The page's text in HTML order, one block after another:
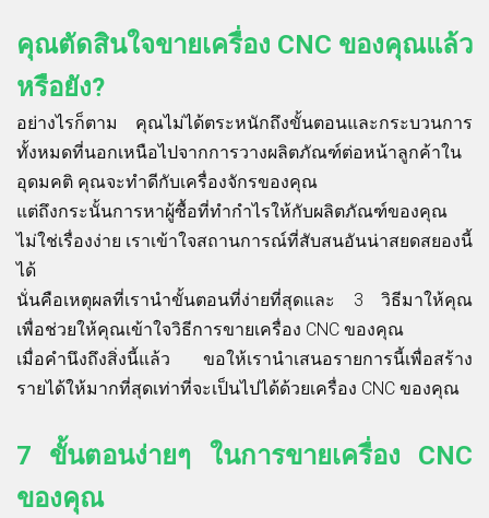
คุณตัดสินใจขายเครื่อง CNC ของคุณแล้ว
หรือยัง?
อย่างไรก็ตาม คุณไม่ได้ตระหนักถึงขั้นตอนและกระบวนการ
ทั้งหมดที่นอกเหนือไปจากการวางผลิตภัณฑ์ต่อหน้าลูกค้าใน
อุดมคติ คุณจะทำดีกับเครื่องจักรของคุณ
แต่ถึงกระนั้นการหาผู้ซื้อที่ทำกำไรให้กับผลิตภัณฑ์ของคุณ
ไม่ใช่เรื่องง่าย เราเข้าใจสถานการณ์ที่สับสนอันน่าสยดสยองนี้
ได้
นั่นคือเหตุผลที่เรานำขั้นตอนที่ง่ายที่สุดและ 3 วิธีมาให้คุณ
เพื่อช่วยให้คุณเข้าใจวิธีการขายเครื่อง CNC ของคุณ
เมื่อคำนึงถึงสิ่งนี้แล้ว ขอให้เรานำเสนอรายการนี้เพื่อสร้าง
รายได้ให้มากที่สุดเท่าที่จะเป็นไปได้ด้วยเครื่อง CNC ของคุณ
7 ขั้นตอนง่ายๆ ในการขายเครื่อง CNC
ของคุณ